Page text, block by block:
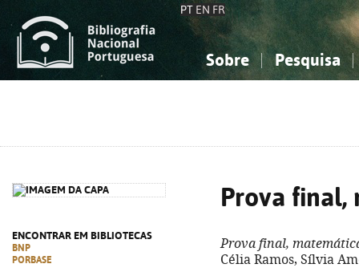
PT EN FR
Sobre Pesquisa
ENCONTRAR EM BIBLIOTECAS
BNP
PORBASE
Prova final,
Prova final,
Célia Ramos, Sílvia